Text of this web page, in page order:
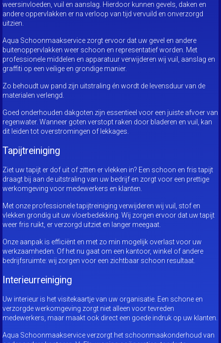
weersinvloeden, vuil en aanslag. Hierdoor kunnen gevels, daken en
andere oppervlakken er na verloop van tijd vervuild en onverzorgd
uitzien.
Aqua Schoonmaakservice zorgt ervoor dat uw gevel en andere
buitenoppervlakken weer schoon en representatief worden. Met
professionele middelen en apparatuur verwijderen wij vuil, aanslag en
graffiti op een veilige en grondige manier.
Zo behoudt uw pand zijn uitstraling én wordt de levensduur van de
materialen verlengd.
Goed onderhouden dakgoten zijn essentieel voor een juiste afvoer van
regenwater. Wanneer goten verstopt raken door bladeren en vuil, kan
dit leiden tot overstromingen of lekkages.
Tapijtreiniging
Ziet uw tapijt er dof uit of zitten er vlekken in? Een schoon en fris tapijt
draagt bij aan de uitstraling van uw bedrijf en zorgt voor een prettige
werkomgeving voor medewerkers en klanten.
Met onze professionele tapijtreiniging verwijderen wij vuil, stof en
vlekken grondig uit uw vloerbedekking. Wij zorgen ervoor dat uw tapijt
weer fris ruikt, er verzorgd uitziet en langer meegaat.
Onze aanpak is efficiënt en met zo min mogelijk overlast voor uw
werkzaamheden. Of het nu gaat om een kantoor, winkel of andere
bedrijfsruimte: wij zorgen voor een zichtbaar schoon resultaat.
Interieurreiniging
Uw interieur is het visitekaartje van uw organisatie. Een schone en
verzorgde werkomgeving zorgt niet alleen voor tevreden
medewerkers, maar maakt ook direct een goede indruk op uw klanten.
Aqua Schoonmaakservice verzorgt het schoonmaakonderhoud van